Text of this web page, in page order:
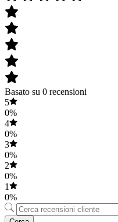
Basato su 0 recensioni
5
0%
4
0%
3
0%
2
0%
1
0%